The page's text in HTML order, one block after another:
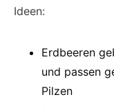
Ideen:
Erdbeeren
und passen
Pilzen